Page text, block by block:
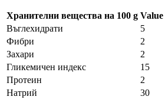
Хранителни вещества на 100 g Value
Въглехидрати
5
Фибри
2
Захари
2
Гликемичен индекс
15
Протеин
2
Натрий
30